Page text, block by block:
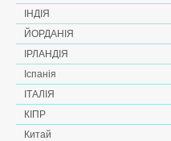
ІНДІЯ
ЙОРДАНІЯ
ІРЛАНДІЯ
Іспанія
ІТАЛІЯ
КІПР
Китай